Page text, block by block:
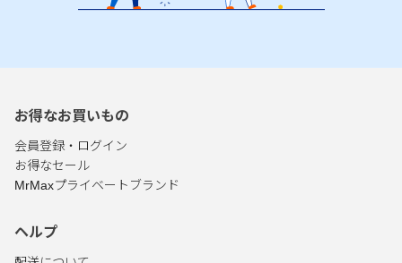
お得なお買いもの
会員登録・ログイン
お得なセール
MrMaxプライベートブランド
ヘルプ